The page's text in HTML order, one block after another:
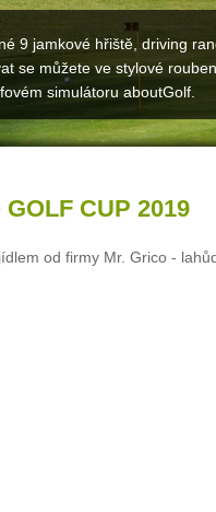
9 jamkové hřiště, driving
se můžete ve stylové
simulátoru aboutGolf.
GOLF CUP 2019
od firmy Mr. Grico -